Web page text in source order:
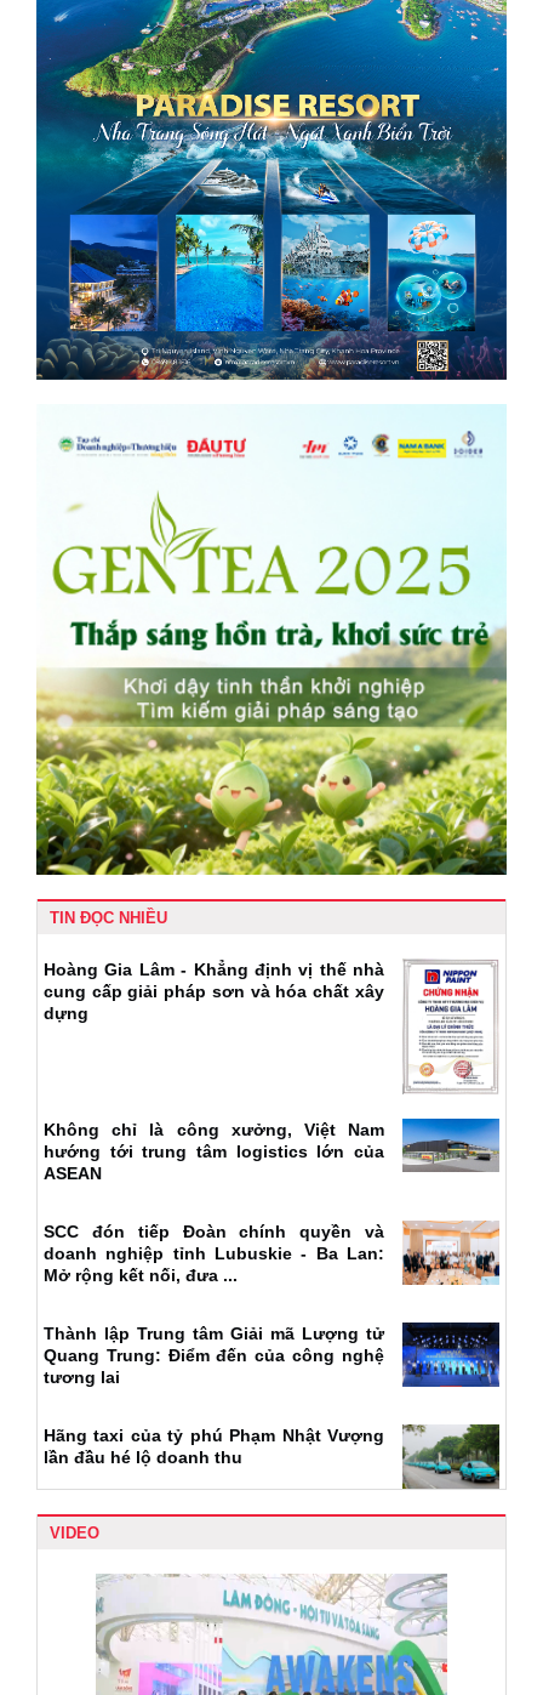
TIN ĐỌC NHIỀU
Hoàng Gia Lâm - Khẳng định vị thế nhà
cung cấp giải pháp sơn và hóa chất xây
dựng
Không chỉ là công xưởng, Việt Nam
hướng tới trung tâm logistics lớn của
ASEAN
SCC đón tiếp Đoàn chính quyền và
doanh nghiệp tỉnh Lubuskie - Ba Lan:
Mở rộng kết nối, đưa ...
Thành lập Trung tâm Giải mã Lượng tử
Quang Trung: Điểm đến của công nghệ
tương lai
Hãng taxi của tỷ phú Phạm Nhật Vượng
lần đầu hé lộ doanh thu
VIDEO